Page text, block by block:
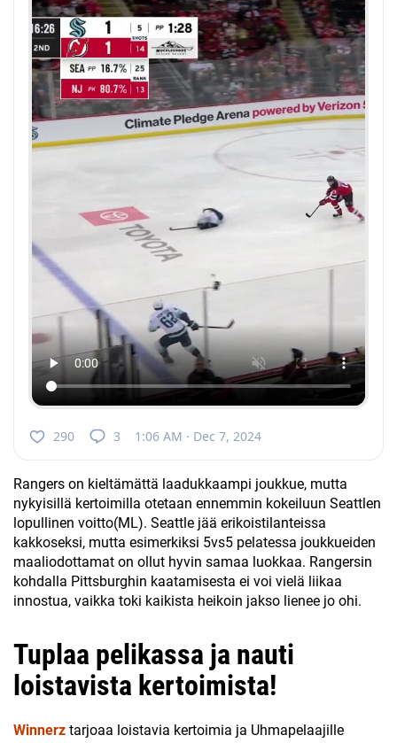
290 3 1:06 AM · Dec 7, 2024
Rangers on kieltämättä laadukkaampi joukkue, mutta
nykyisillä kertoimilla otetaan ennemmin kokeiluun Seattlen
lopullinen voitto(ML). Seattle jää erikoistilanteissa
kakkoseksi, mutta esimerkiksi 5vs5 pelatessa joukkueiden
maaliodottamat on ollut hyvin samaa luokkaa. Rangersin
kohdalla Pittsburghin kaatamisesta ei voi vielä liikaa
innostua, vaikka toki kaikista heikoin jakso lienee jo ohi.
Tuplaa pelikassa ja nauti
loistavista kertoimista!
Winnerz tarjoaa loistavia kertoimia ja Uhmapelaajille